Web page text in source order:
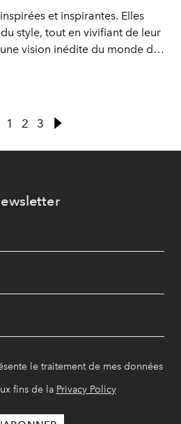
et inspirantes. Elles
style, tout en vivifiant de leur
vision inédite du monde de
A l’approche du 8-
leur empreinte ce secteur un
1 2 3
le traitement de mes données
fins de la Privacy Policy